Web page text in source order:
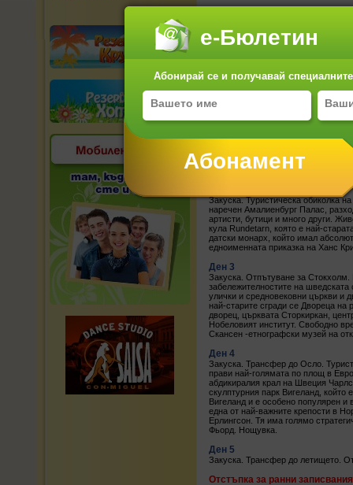
е-Бюлетин
Абонирай се и получавай
Ден 1
Отпътуване от България с
ресторант. Нощувка.
Закуска. Туристическа обиколка
наречен Амалиенбург Палас,
артисти, бутици и много други.
кула Rundetаrn, която е най-
датски монарх, който имал
едноименната приказка на Ханс
Ден 3
Закуска. Отпътуване за Стокхолм.
забележителностите на
улички и средновековни църкви и
най-старите сгради се Двореца на
дворец, църквата Сторкиркан,
Нобеловият институт. Свободно
Скансен -етнографски музей на
Ден 4
Закуска. Трансфер до Осло.
прави най-голямата по площ в
абдикиралия крал на Швеция
скулптурния парк Вигеланд, който
Вигеланд и е особено популярен и
една от най-важните крепости в
Ерлингсон. Тя има голямо
Фьорд. Нощувка.
Ден 5
Закуска. Трансфер до летището.
Отстъпка за ранни